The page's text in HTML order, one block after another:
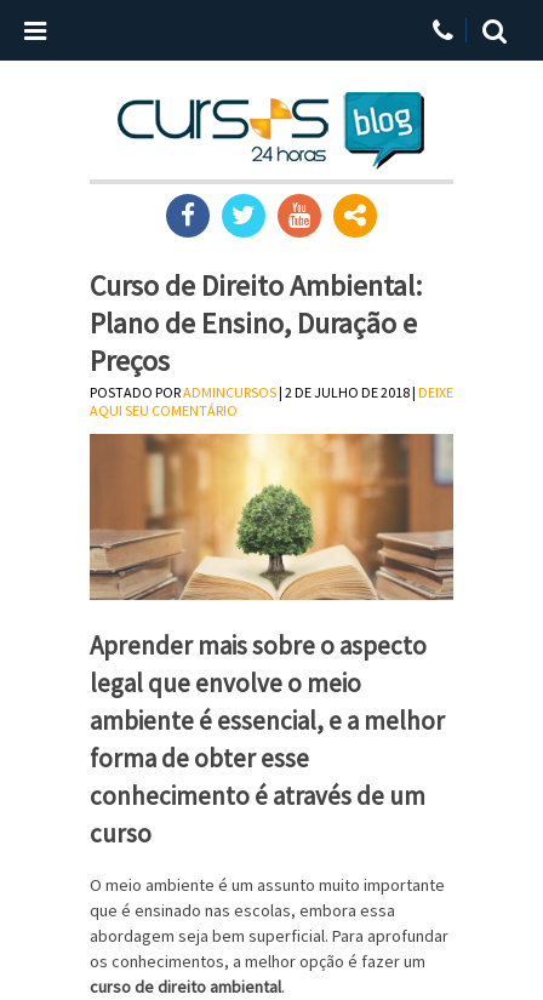
Curso de Direito Ambiental:
Plano de Ensino, Duração e
Preços
POSTADO PORADMINCURSOS| 2 DE JULHO DE 2018 | DEIXE
AQUI SEU COMENTÁRIO
Aprender mais sobre o aspecto
legal que envolve o meio
ambiente é essencial, e a melhor
forma de obter esse
conhecimento é através de um
curso
O meio ambiente é um assunto muito importante
que é ensinado nas escolas, embora essa
abordagem seja bem superficial. Para aprofundar
os conhecimentos, a melhor opção é fazer um
curso de direito ambiental.